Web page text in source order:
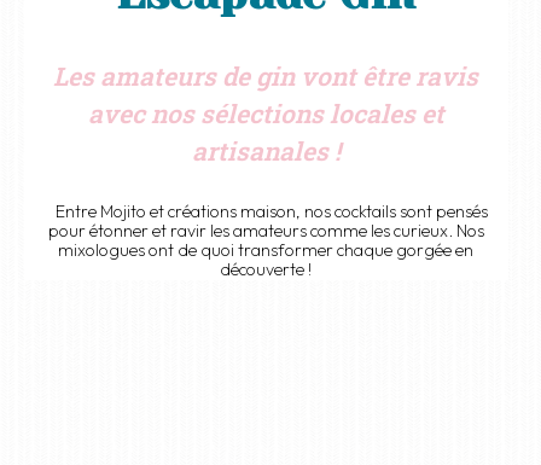
Les amateurs de gin vont être ravis
avec nos sélections locales et
artisanales !
Entre Mojito et créations maison, nos cocktails sont pensés
pour étonner et ravir les amateurs comme les curieux. Nos
mixologues ont de quoi transformer chaque gorgée en
découverte !